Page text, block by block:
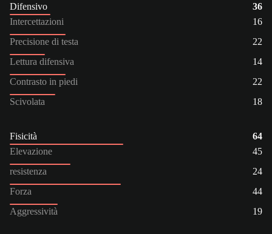
Difensivo
36
Intercettazioni
16
Precisione di testa
22
Lettura difensiva
14
Contrasto in piedi
22
Scivolata
18
Fisicità
64
Elevazione
45
resistenza
24
Forza
44
Aggressività
19